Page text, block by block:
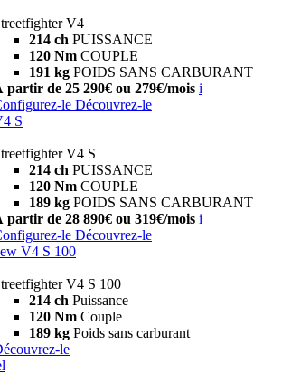
V4
214 ch PUISSANCE
120 Nm COUPLE
191 kg POIDS SANS CARBURANT
partir de 25 290€ ou 279€/mois i
le Découvrez-le
S
V4 S
214 ch PUISSANCE
120 Nm COUPLE
189 kg POIDS SANS CARBURANT
partir de 28 890€ ou 319€/mois i
le Découvrez-le
V4 S 100
V4 S 100
214 ch Puissance
120 Nm Couple
189 kg Poids sans carburant
le